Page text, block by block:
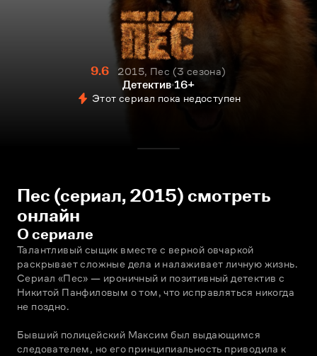
9.6 2015, Пес
3 сезона
Детектив 16+
Этот сериал пока недоступен
Пес (сериал, 2015) смотреть
онлайн
О сериале
Талантливый сыщик вместе с верной овчаркой
раскрывает сложные дела и налаживает личную жизнь.
Сериал «Пес» — ироничный и позитивный детектив с
Никитой Панфиловым о том, что исправляться никогда
не поздно.
Бывший полицейский Максим был выдающимся
следователем, но его принципиальность приводила к